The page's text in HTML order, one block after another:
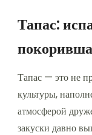
Тапас:
Тапас — это не
культуры,
атмосферой
закуски давно